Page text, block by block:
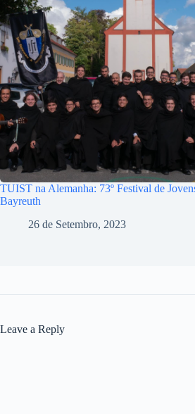
TUIST na Alemanha: 73º Festival de
Bayreuth
26 de Setembro, 2023
Leave a Reply